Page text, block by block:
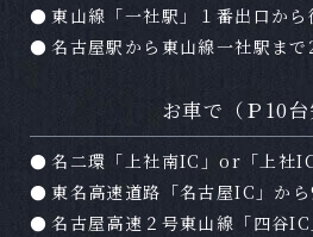
していただけます。
Ａ 土日祝日は大変混み合いま
希望の場合はお早めのご予
す。
東山線「一社駅」１番出口から
名古屋駅から東山線一社駅まで
お車で（Ｐ10台
名二環「上社南IC」or「上社
東名高速道路「名古屋IC」か
名古屋高速２号東山線「四谷